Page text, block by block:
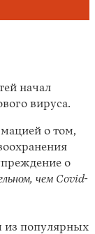
начал
вируса.
о том,
о
чем Covid-
из популярных